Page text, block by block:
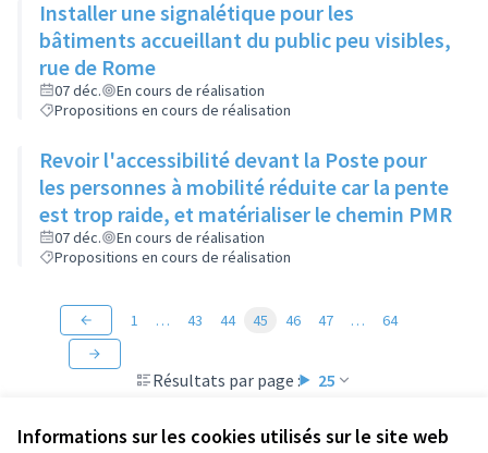
Informations sur les cookies utilisés sur le site web
Installer une signalétique pour les
bâtiments accueillant du public peu visibles,
rue de Rome
07 déc.
En cours de réalisation
Propositions en cours de réalisation
Revoir l'accessibilité devant la Poste pour
les personnes à mobilité réduite car la pente
est trop raide, et matérialiser le chemin PMR
07 déc.
En cours de réalisation
Propositions en cours de réalisation
Résultats par page : 25
1 … 43 44 45 46 47 … 64